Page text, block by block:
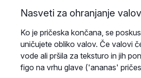
Nasveti za ohranjanje valov
Ko je pričeska končana, se
uničujete obliko valov. Če valovi
vode ali pršila za teksturo in jih
figo na vrhu glave ('ananas'